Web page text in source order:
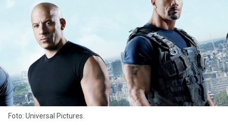
Foto: Universal Pictures.